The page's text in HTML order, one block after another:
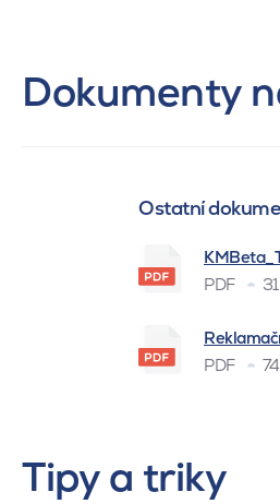
Dokumenty
Ostatní
PDF
PDF
Tipy a triky